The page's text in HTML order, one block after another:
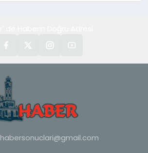
habersonuclari@gmail.com